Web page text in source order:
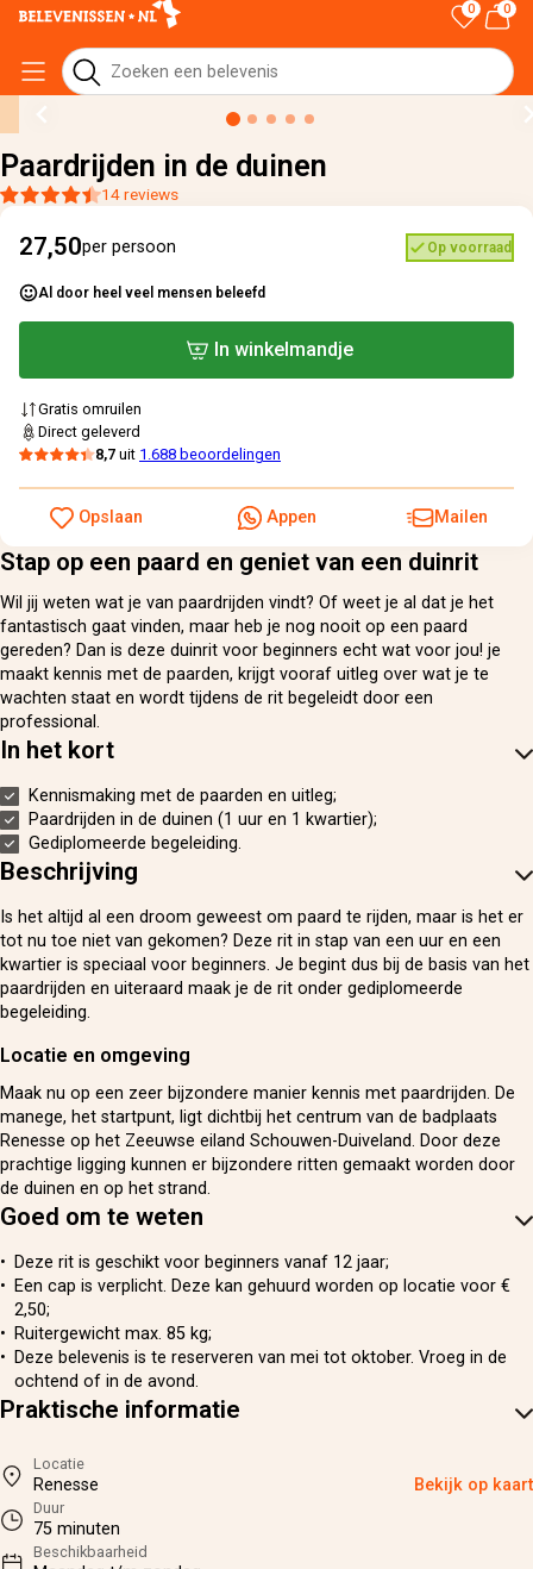
0 0
› Paardrijden in de duinen
Paardrijden in de duinen
14 reviews
Stap op een paard en geniet van een duinrit
Wil jij weten wat je van paardrijden vindt? Of weet je al dat je het
fantastisch gaat vinden, maar heb je nog nooit op een paard
gereden? Dan is deze duinrit voor beginners echt wat voor jou! je
maakt kennis met de paarden, krijgt vooraf uitleg over wat je te
wachten staat en wordt tijdens de rit begeleidt door een
professional.
In het kort
Kennismaking met de paarden en uitleg;
Paardrijden in de duinen (1 uur en 1 kwartier);
Gediplomeerde begeleiding.
Beschrijving
Is het altijd al een droom geweest om paard te rijden, maar is het er
tot nu toe niet van gekomen? Deze rit in stap van een uur en een
kwartier is speciaal voor beginners. Je begint dus bij de basis van het
paardrijden en uiteraard maak je de rit onder gediplomeerde
begeleiding.
Locatie en omgeving
Maak nu op een zeer bijzondere manier kennis met paardrijden. De
manege, het startpunt, ligt dichtbij het centrum van de badplaats
Renesse op het Zeeuwse eiland Schouwen-Duiveland. Door deze
prachtige ligging kunnen er bijzondere ritten gemaakt worden door
de duinen en op het strand.
Goed om te weten
Deze rit is geschikt voor beginners vanaf 12 jaar;
Een cap is verplicht. Deze kan gehuurd worden op locatie voor €
2,50;
Ruitergewicht max. 85 kg;
Deze belevenis is te reserveren van mei tot oktober. Vroeg in de
ochtend of in de avond.
Praktische informatie
Locatie
Renesse Bekijk op kaart
Duur
75 minuten
Beschikbaarheid
27,50per persoon Op voorraad
Al door heel veel mensen beleefd
In winkelmandje
Gratis omruilen
Direct geleverd
8,7 uit 1.688 beoordelingen
Opslaan Appen Mailen